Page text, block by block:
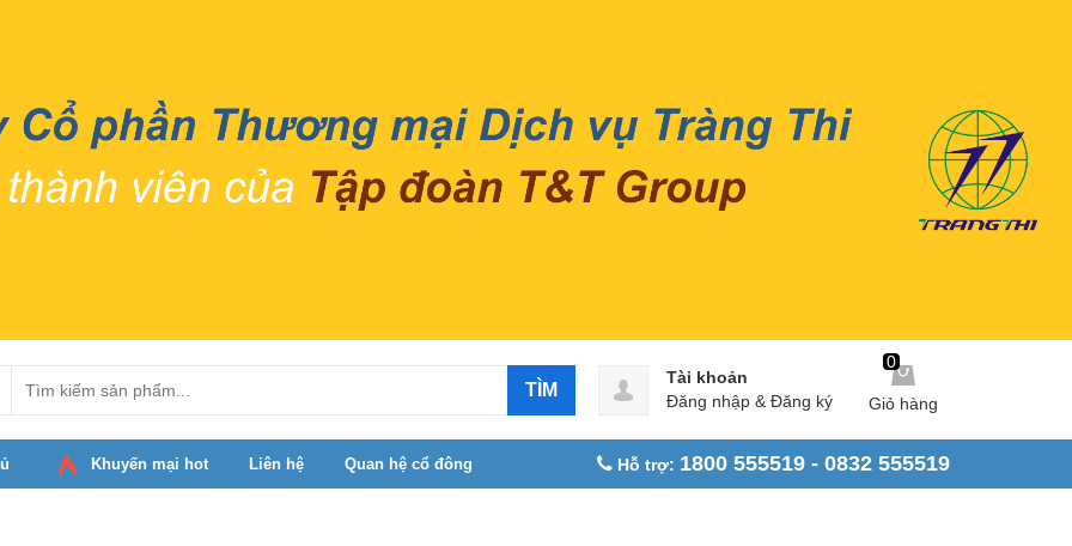
TÌM
0
Giỏ hàng
Tài khoản
Đăng nhập & Đăng ký
Khuyến mại hot Liên hệ Quan hệ cổ đông Hỗ trợ: 1800 555519 - 0832 555519